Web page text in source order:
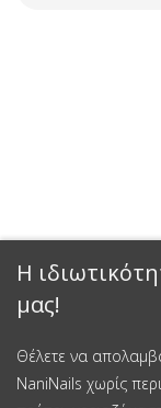
Η
μας!
Θέλετε να
NaniNails χωρίς
Εγγραφείτε στο